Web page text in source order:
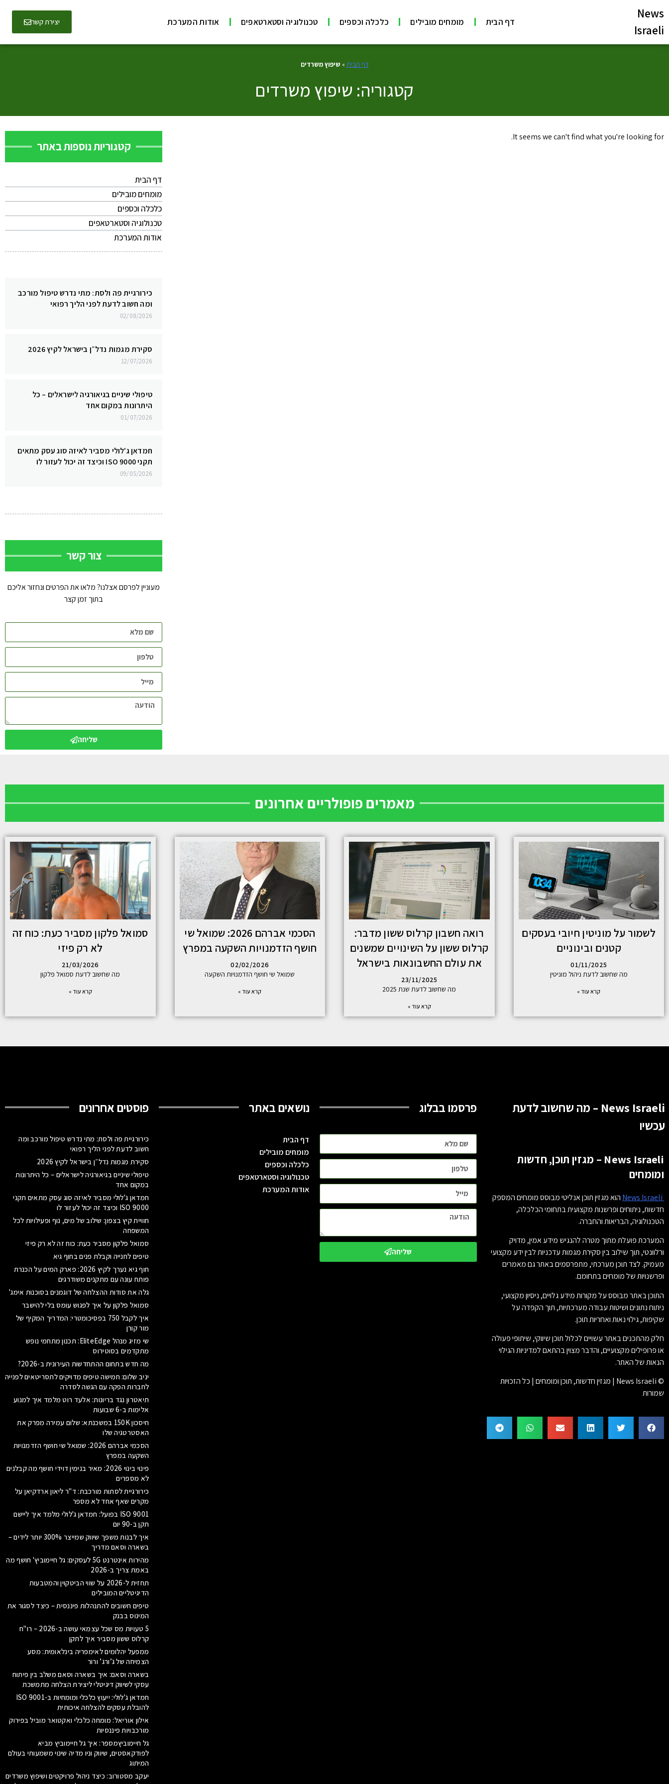
News
Israeli
דף הבית מומחים מובילים כלכלה וכספים טכנולוגיה וסטארטאפים אודות המערכת יצירת קשר
דף הבית» שיפוץ משרדים
קטגוריה: שיפוץ משרדים
It seems we can't find what you're looking for.
קטגוריות נוספות באתר
דף הבית
מומחים מובילים
כלכלה וכספים
טכנולוגיה וסטארטאפים
אודות המערכת
כירורגיית פה ולסת: מתי נדרש טיפול מורכב
ומה חשוב לדעת לפני הליך רפואי
02/08/2026
סקירת מגמות נדל״ן בישראל לקיץ 2026
12/07/2026
טיפולי שיניים בגיאורגיה לישראלים – כל
היתרונות במקום אחד
01/07/2026
חמדאן ג'לולי מסביר לאיזה סוג עסק מתאים
תקני ISO 9000 וכיצד זה יכול לעזור לו
09/05/2026
צור קשר
מעוניין לפרסם אצלנו? מלאו את הפרטים ונחזור אליכם
בתוך זמן קצר
שליחה
מאמרים פופולריים אחרונים
לשמור על מוניטין חיובי בעסקים
קטנים ובינוניים
01/11/2025
מה שחשוב לדעת ניהול מוניטין
קרא עוד »
רואה חשבון קרלוס ששון מדבר:
קרלוס ששון על השינויים שמשנים
את עולם החשבונאות בישראל
23/11/2025
מה שחשוב לדעת שנת 2025
קרא עוד »
הסכמי אברהם 2026: שמואל שי
חושף הזדמנויות השקעה במפרץ
02/02/2026
שמואל שי חושף הזדמנויות השקעה
קרא עוד »
סמואל פלקון מסביר כעת: כוח זה
לא רק פיזי
21/03/2026
מה שחשוב לדעת סמואל פלקון
קרא עוד »
News Israeli – מה שחשוב לדעת
עכשיו
News Israeli – מגזין תוכן, חדשות
ומומחים
הוא מגזין תוכן אנליטי מבוסס מומחים המספק
חדשות, ניתוחים ופרשנות מקצועית בתחומי הכלכלה,
הטכנולוגיה, הבריאות והחברה.
המערכת פועלת מתוך מטרה להנגיש מידע אמין, מדויק
ורלוונטי, תוך שילוב בין סקירת מגמות עדכניות לבין ידע מקצועי
מעמיק. לצד תוכן מערכתי, מתפרסמים באתר גם מאמרים
ופרשנויות של מומחים בתחומם.
התוכן באתר מבוסס על מקורות מידע גלויים, ניסיון מקצועי,
ניתוח נתונים ושיטות עבודה מערכתיות, תוך הקפדה על
שקיפות, גילוי נאות ואחריות תוכן.
חלק מהתכנים באתר עשויים לכלול תוכן שיווקי, שיתופי פעולה
או פרופילים מקצועיים, והדבר מצוין בהתאם למדיניות הגילוי
הנאות של האתר.
© News Israeli | מגזין חדשות, תוכן ומומחים | כל הזכויות
שמורות
פרסמו בבלוג
שליחה
נושאים באתר
דף הבית
מומחים מובילים
כלכלה וכספים
טכנולוגיה וסטארטאפים
אודות המערכת
פוסטים אחרונים
כירורגיית פה ולסת: מתי נדרש טיפול מורכב ומה
חשוב לדעת לפני הליך רפואי
סקירת מגמות נדל״ן בישראל לקיץ 2026
טיפולי שיניים בגיאורגיה לישראלים – כל היתרונות
במקום אחד
חמדאן ג'לולי מסביר לאיזה סוג עסק מתאים תקני
ISO 9000 וכיצד זה יכול לעזור לו
חוויית קיץ בצפון: שילוב של מים, נוף ופעילויות לכל
המשפחה
סמואל פלקון מסביר כעת: כוח זה לא רק פיזי
טיפים לחנייה וקבלת פנים בחוף גיא
חוף גיא נערך לקיץ 2026: פארק המים על הכנרת
פותח עונה עם מתקנים משודרגים
גלה את סודות ההצלחה של דוגמנים בסוכנות אימג'
סמואל פלקון על איך לפגוש עומס בלי להישבר
איך לקבל 750 בפסיכומטרי: המדריך המקיף של
מור קורן
שי מזיג מנהל EliteEdge: תכנון מתחמי נופש
מתקדמים בסוטירוס
מה חדש בתחום ההתחדשות העירונית ב-2026?
יניב שלום: חמישה טיפים מדויקים לתסריטאים לפנייה
לחברות הפקה עם הגשה לסדרה
תיאטרון נגד בריונות: אלעד רוט מלמד איך למנוע
אלימות ב-6 שבועות
חיסכון 150K במשכנתא: שלום עמירה מפרק את
האסטרטגיה שלו
הסכמי אברהם 2026: שמואל שי חושף הזדמנויות
השקעה במפרץ
פינוי בינוי 2026: מאיר בנימין דוידי חושף מה קבלנים
לא מספרים
כירורגיית לסתות מורכבת: ד"ר ליאון ארדקיאן על
מקרים שאף אחד לא מספר
ISO 9001 בפועל: חמדאן ג'לולי מלמד איך ליישם
תקן ב-90 יום
איך לבנות משפך שיווק שמייצר 300% יותר לידים –
בשארה וסאם מדריך
מהירות אינטרנט 5G לעסקים: גל חיימוביץ' חושף מה
באמת צריך ב-2026
תחזית ל-2026 על שווי הביטקוין והמטבעות
הדיגיטליים המובילים
טיפים חשובים להתנהלות פיננסית – כיצד לסגור את
המינוס בבנק
5 טעויות מס שכל עצמאי עושה ב-2026 – רו"ח
קרלוס ששון מסביר איך לתקן
ממפעל יהלומים לאימפריה בינלאומית: מסע
הצמיחה של ג’ורג’ ורור
בשארה וסאם: איך בשארה וסאם משלב בין פיתוח
עסקי לשיווק דיגיטלי ליצירת הצלחה מתמשכת
חמדאן ג'לולי: ייעוץ כלכלי ומומחיות ב-ISO 9001
להובלת עסקים להצלחה איכותית
אילון אוריאל: מומחה כלכלי ואקטואר מוביל בפירוק
מורכבויות פיננסיות
גל חיימוביץמספר: איך גל חיימוביץ מביא
לפודקאסטים, שיווק וניו מדיה שינוי משמעותי בעולם
המיתוג
יעקב מסטורוב: כיצד ניהול פרויקטים ושיפוץ משרדים